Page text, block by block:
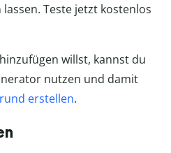
Teste jetzt kostenlos
willst, kannst du
nutzen und damit
erstellen.